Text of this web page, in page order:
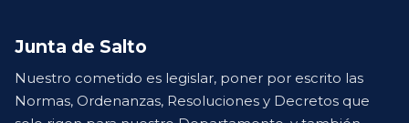
Junta de Salto
Nuestro cometido es legislar, poner por escrito las
Normas, Ordenanzas, Resoluciones y Decretos que